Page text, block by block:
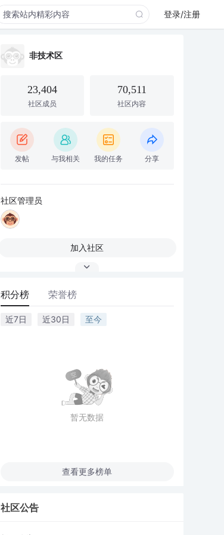
登录/注册
非技术区
23,404
社区成员
70,511
社区内容
发帖 与我相关 我的任务 分享
社区管理员
加入社区
积分榜 荣誉榜
近7日 近30日 至今
暂无数据
查看更多榜单
社区公告